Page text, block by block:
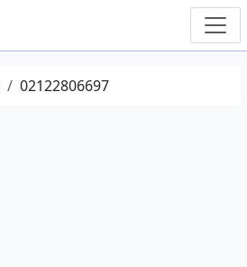
02122806697